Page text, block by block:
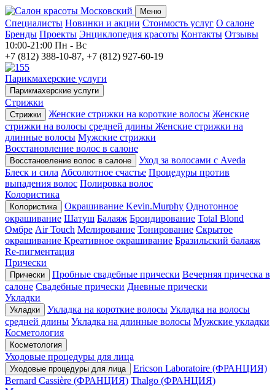
Меню
Специалисты Новинки и акции Стоимость услуг О салоне
Бренды Проекты Энциклопедия красоты Контакты Отзывы
10:00-21:00 Пн - Вс
+7 (812) 388-10-87, +7 (812) 927-60-19
Парикмахерские услуги
Парикмахерские услуги
Стрижки
Стрижки Женские стрижки на короткие волосы Женские
стрижки на волосы средней длины Женские стрижки на
длинные волосы Мужские стрижки
Восстановление волос в салоне
Восстановление волос в салоне
Уход за волосами с Aveda
Блеск и сила Абсолютное счастье Процедуры против
выпадения волос Полировка волос
Колористика
Колористика Окрашивание Kevin.Murphy Однотонное
окрашивание Шатуш Балаяж Брондирование Total Blond
Омбре Air Touch Мелирование Тонирование Скрытое
окрашивание Креативное окрашивание Бразильский балаяж
Re-пигментация
Прически
Прически Пробные свадебные прически Вечерняя прическа в
салоне Свадебные прически Дневные прически
Укладки
Укладки Укладка на короткие волосы Укладка на волосы
средней длины Укладка на длинные волосы Мужские укладки
Косметология
Косметология
Уходовые процедуры для лица
Уходовые процедуры для лица
Ericson Laboratoire (ФРАНЦИЯ)
Bernard Cassière (ФРАНЦИЯ) Thalgo (ФРАНЦИЯ)